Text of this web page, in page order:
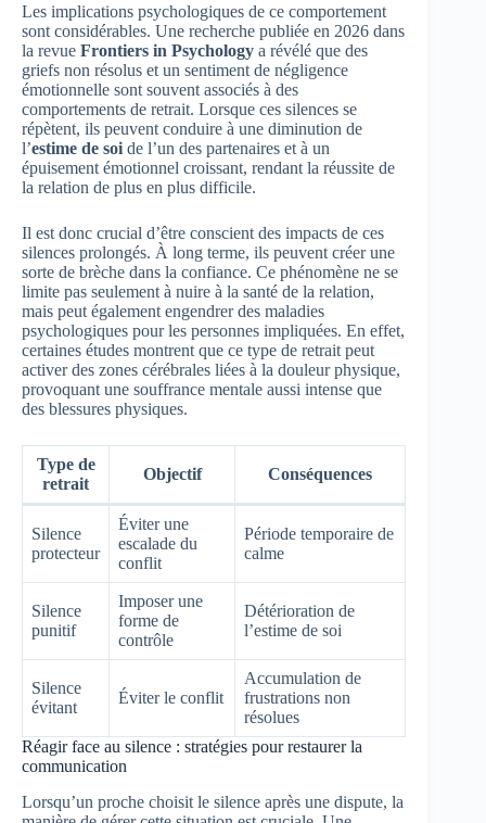
Les implications psychologiques de ce comportement
sont considérables. Une recherche publiée en 2026 dans
la revue Frontiers in Psychology a révélé que des
griefs non résolus et un sentiment de négligence
émotionnelle sont souvent associés à des
comportements de retrait. Lorsque ces silences se
répètent, ils peuvent conduire à une diminution de
l’estime de soi de l’un des partenaires et à un
épuisement émotionnel croissant, rendant la réussite de
la relation de plus en plus difficile.
Il est donc crucial d’être conscient des impacts de ces
silences prolongés. À long terme, ils peuvent créer une
sorte de brèche dans la confiance. Ce phénomène ne se
limite pas seulement à nuire à la santé de la relation,
mais peut également engendrer des maladies
psychologiques pour les personnes impliquées. En effet,
certaines études montrent que ce type de retrait peut
activer des zones cérébrales liées à la douleur physique,
provoquant une souffrance mentale aussi intense que
des blessures physiques.
Type de
retrait
Objectif Conséquences
Silence
protecteur
Éviter une
escalade du
conflit
Période temporaire de
calme
Silence
punitif
Imposer une
forme de
contrôle
Détérioration de
l’estime de soi
Silence
évitant
Éviter le conflit
Accumulation de
frustrations non
résolues
Réagir face au silence : stratégies pour restaurer la
communication
Lorsqu’un proche choisit le silence après une dispute, la